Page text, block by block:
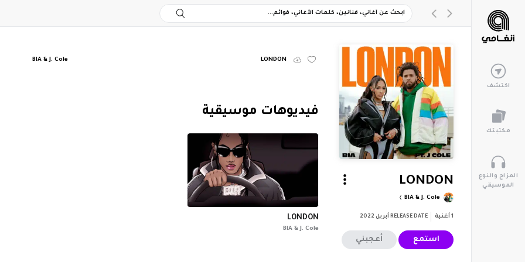
اكتشف
مكتبتك
المزاج والنوع
الموسيقي
LONDON
BIA & J. Cole
1 أغنية RELEASE DATE أبريل 2022
استمع أعجبني
LONDON
BIA & J. Cole
‏فيديوهات موسيقية
LONDON
BIA & J. Cole